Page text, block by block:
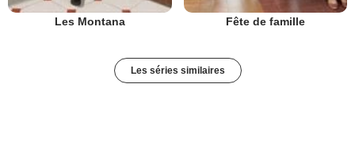
Les Montana Fête de famille
Les séries similaires